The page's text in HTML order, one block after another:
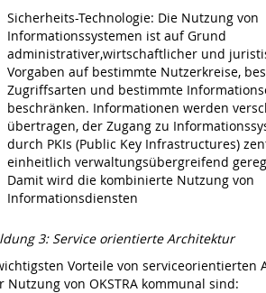
Sicherheits-Technologie: Die Nutzung von
Informationssystemen ist auf Grund
administrativer,wirtschaftlicher und
Vorgaben auf bestimmte Nutzerkreise,
Zugriffsarten und bestimmte
beschränken. Informationen werden
übertragen, der Zugang zu
durch PKIs (Public Key Infrastructures)
einheitlich verwaltungsübergreifend
Damit wird die kombinierte Nutzung von
Informationsdiensten
3: Service orientierte Architektur
Vorteile von serviceorientierten
Nutzung von OKSTRA kommunal sind: